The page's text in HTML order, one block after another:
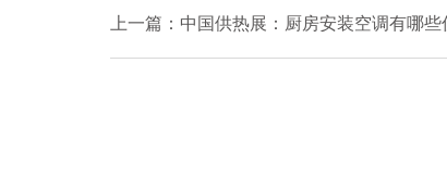
上一篇：中国供热展：厨房安装空调有哪些